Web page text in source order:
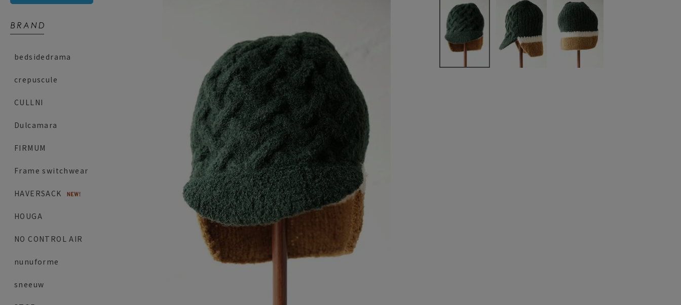
bedsidedrama
crepuscule
CULLNI
Dulcamara
FIRMUM
Frame switchwear
HAVERSACK
HOUGA
NO CONTROL AIR
nunuforme
sneeuw